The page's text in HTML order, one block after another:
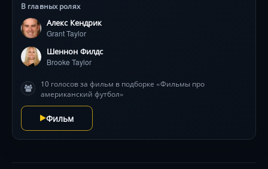
наступает с новым решением: играть не ради побед,
а во славу Бога. Под его руководством неудачники-
ученики начинают невероятную серию побед,
сражаясь не только с соперниками, но и с
собственными страхами. Их ждёт решающее
трёхкратными чемпионами штата. Фильм снят на
микро-бюджет ($100 000) силами церковной общины,
но покорил кассу ($10 млн) силой искренней истории.
В главных ролях
Алекс Кендрик
Grant Taylor
Шеннон Филдс
Brooke Taylor
10 голосов за фильм в подборке «Фильмы про
американский футбол»
Фильм